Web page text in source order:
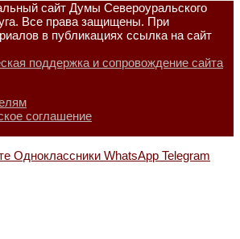
сайт Думы Североуральского
Все права защищены. При
в публикациях ссылка на сайт
поддержка и сопровождение сайта
соглашение
Одноклассники WhatsApp Telegram